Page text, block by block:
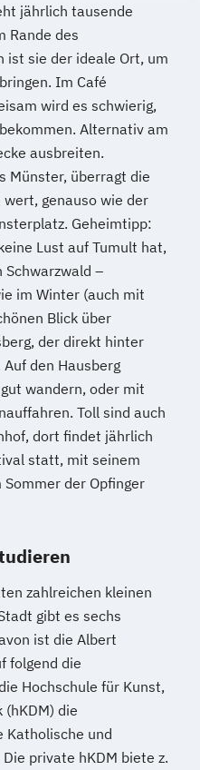
jährlich tausende
Rande des
ist sie der ideale Ort, um
Im Café
wird es schwierig,
Alternativ am
ausbreiten.
Münster, überragt die
genauso wie der
Geheimtipp:
Lust auf Tumult hat,
Schwarzwald –
im Winter (auch mit
Blick über
der direkt hinter
den Hausberg
wandern, oder mit
Toll sind auch
dort findet jährlich
statt, mit seinem
der Opfinger
zahlreichen kleinen
gibt es sechs
ist die Albert
folgend die
Hochschule für Kunst,
(hKDM) die
Katholische und
private hKDM biete z.